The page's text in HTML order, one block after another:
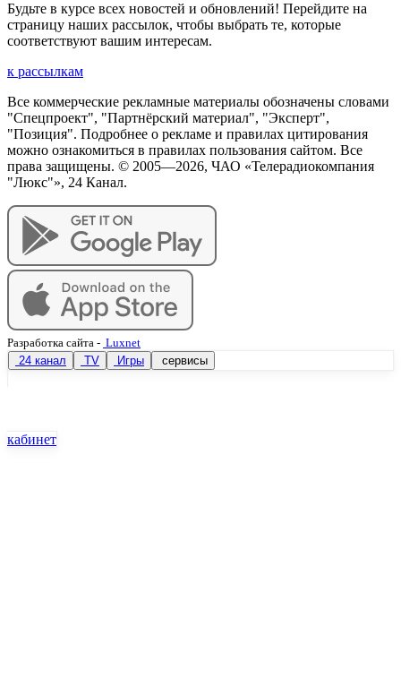
Будьте в курсе всех новостей и обновлений! Перейдите на
страницу наших рассылок, чтобы выбрать те, которые
соответствуют вашим интересам.
к рассылкам
Все коммерческие рекламные материалы обозначены словами
"Спецпроект", "Партнёрский материал", "Эксперт",
"Позиция". Подробнее о рекламе и правилах цитирования
можно ознакомиться в правилах пользования сайтом. Все
права защищены. © 2005—2026, ЧАО «Телерадиокомпания
"Люкс"», 24 Канал.
Разработка сайта - Luxnet
24 канал
TV Игры сервисы
кабинет